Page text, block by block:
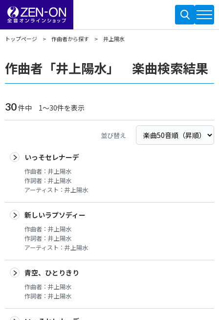
トップページ 作曲者から探す 井上陽水
作曲者「井上陽水」 楽曲検索結果
30件中 1～30件を表示
並び替え
いっそセレナーデ
作曲者： 井上陽水
作詞者： 井上陽水
アーティスト： 井上陽水
新しいラプソディー
作曲者： 井上陽水
作詞者： 井上陽水
アーティスト： 井上陽水
青空、ひとりきり
作曲者： 井上陽水
作詞者： 井上陽水